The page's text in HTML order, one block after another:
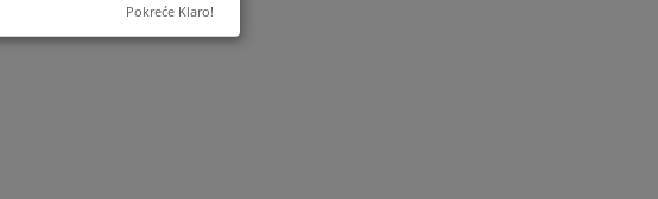
Pokreće Klaro!